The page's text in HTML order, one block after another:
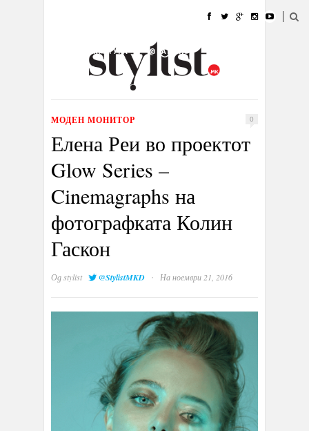
УБАВИНА
КУЛТУРА @РАБОТА
ИЗЛОГ
МОДЕН МОНИТОР 0
Елена Реи во проектот
Glow Series –
Cinemagraphs на
фотографката Колин
Гаскон
Одstylist @StylistMKD · На ноември 21, 2016